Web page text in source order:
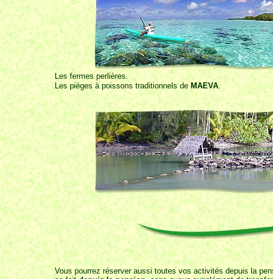
Les fermes perlières.
Les pièges à poissons traditionnels de MAEVA.
Vous pourrez réserver aussi toutes vos activités depuis la